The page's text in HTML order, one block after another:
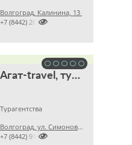
Волгоград, Калинина, 13

+7 (8442) 264544
Агат-travel, туристическое агентство
Турагентства
Волгоград, ул. Симонова, д. 17, оф. 3, 3 этаж

+7 (8442) 912693